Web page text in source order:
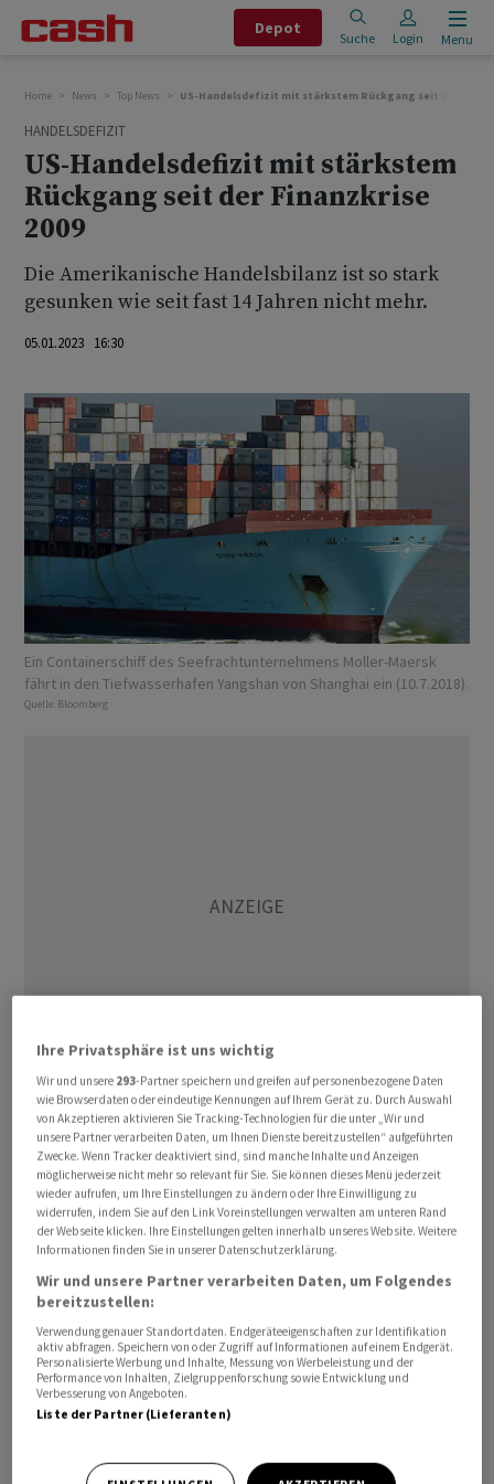
Depot
Suche Login Menu
Home News Top News US-Handelsdefizit mit stärkstem Rückgang seit der
HANDELSDEFIZIT
US-Handelsdefizit mit stärkstem
Rückgang seit der Finanzkrise
2009
Die Amerikanische Handelsbilanz ist so stark
gesunken wie seit fast 14 Jahren nicht mehr.
05.01.2023 16:30
Ein Containerschiff des Seefrachtunternehmens Moller-Maersk
fährt in den Tiefwasserhafen Yangshan von Shanghai ein (10.7.2018).
Quelle: Bloomberg
Das Handelsdefizit der USA ist im November so stark
gesunken wie seit fast 14 Jahren nicht mehr, da die
nachlassende Inlandsnachfrage in Verbindung mit
steigenden Kreditkosten die Importe drückte. Es brach
um 21,0 Prozent im Vergleich zum Vormonat auf 61,5
Milliarden Dollar ein, wie das Handelsministerium am
Donnerstag in Washington mitteilte. Das war der grösste
Rückgang seit Februar 2009, als die globale Finanzkrise
für Turbulenzen sorgte.
Die Importe fielen um 6,4 Prozent auf 313,4 Milliarden
Dollar. Auch die Exporte schrumpften, allerdings nur um
importieren traditionell weit mehr als sie exportieren,
Ihre Privatsphäre ist uns wichtig
Wir und unsere 293-Partner speichern und greifen auf personenbezogene Daten
wie Browserdaten oder eindeutige Kennungen auf Ihrem Gerät zu. Durch Auswahl
von Akzeptieren aktivieren Sie Tracking-Technologien für die unter „Wir und
unsere Partner verarbeiten Daten, um Ihnen Dienste bereitzustellen“ aufgeführten
Zwecke. Wenn Tracker deaktiviert sind, sind manche Inhalte und Anzeigen
möglicherweise nicht mehr so relevant für Sie. Sie können dieses Menü jederzeit
wieder aufrufen, um Ihre Einstellungen zu ändern oder Ihre Einwilligung zu
widerrufen, indem Sie auf den Link Voreinstellungen verwalten am unteren Rand
der Webseite klicken. Ihre Einstellungen gelten innerhalb unseres Website. Weitere
Informationen finden Sie in unserer Datenschutzerklärung.
Wir und unsere Partner verarbeiten Daten, um Folgendes
bereitzustellen:
Verwendung genauer Standortdaten. Endgeräteeigenschaften zur Identifikation
aktiv abfragen. Speichern von oder Zugriff auf Informationen auf einem Endgerät.
Personalisierte Werbung und Inhalte, Messung von Werbeleistung und der
Performance von Inhalten, Zielgruppenforschung sowie Entwicklung und
Verbesserung von Angeboten.
Liste der Partner (Lieferanten)